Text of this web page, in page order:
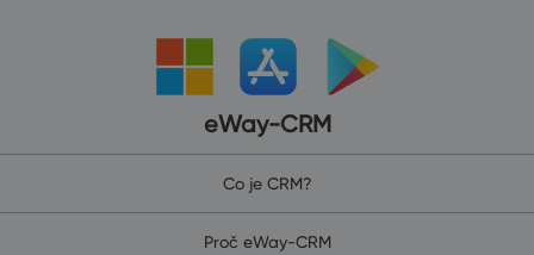
eWay-CRM
Co je CRM?
Proč eWay-CRM